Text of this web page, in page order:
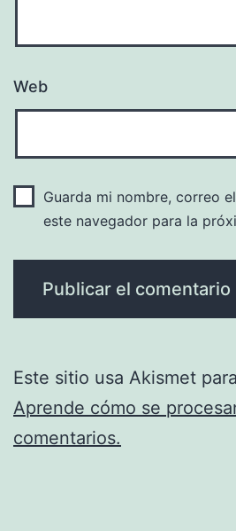
Web
Guarda mi nombre, correo
este navegador para la
Este sitio usa Akismet
Aprende cómo se
comentarios.